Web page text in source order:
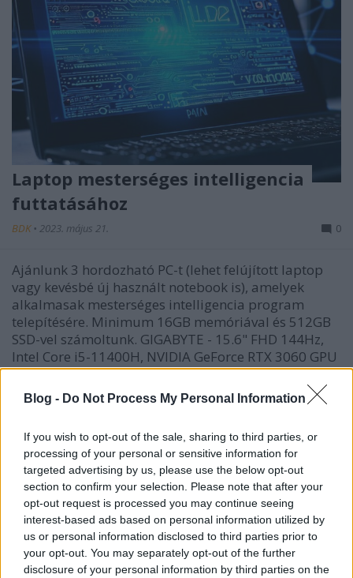
Blog - Do Not Process My Personal Information
If you wish to opt-out of the sale, sharing to third parties, or
processing of your personal or sensitive information for
targeted advertising by us, please use the below opt-out
section to confirm your selection. Please note that after your
opt-out request is processed you may continue seeing
interest-based ads based on personal information utilized by
us or personal information disclosed to third parties prior to
your opt-out. You may separately opt-out of the further
disclosure of your personal information by third parties on the
Laptop mesterséges intelligencia
futtatásához
BDK • 2023. május 21. 0
Ajánlunk 3 hordozható PC-t (lehet felújított laptop
vagy kevésbé új használt notebook is), amelyek
alkalmasak mesterséges intelligencia program
telepítésére. Minimum 16GB memóriával és 512GB
SSD-vel számoltunk. GIGABYTE - 15.6" FHD 144Hz,
Intel Core i5-11400H, NVIDIA GeForce RTX 3060 GPU
6GB…